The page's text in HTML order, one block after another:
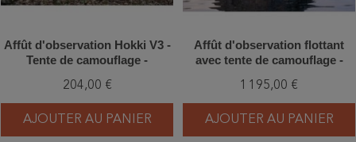
Affût d'observation Hokki V3 -
Tente de camouflage -
204,00 €
AJOUTER AU PANIER
Affût d'observation flottant
avec tente de camouflage -
1 195,00 €
AJOUTER AU PANIER